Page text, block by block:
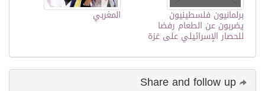
المغربي
برلمانيون فلسطينيون
يضربون عن الطعام رفضا
للحصار الإسرائيلي على غزة